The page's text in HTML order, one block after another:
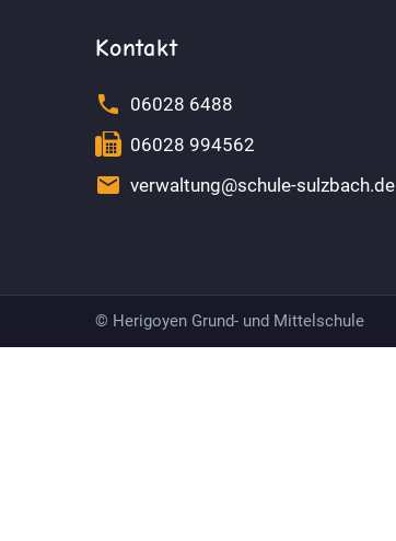
Kontakt

 06028 6488

 06028 994562

 verwaltung@schule-sulzbach.de
© Herigoyen Grund- und Mittelschule